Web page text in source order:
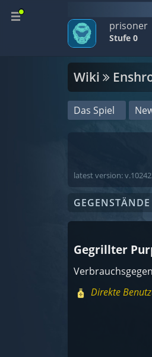
prisoner
Stufe 0
Wiki
Das Spiel
latest version:
Gegrillter
Direkte